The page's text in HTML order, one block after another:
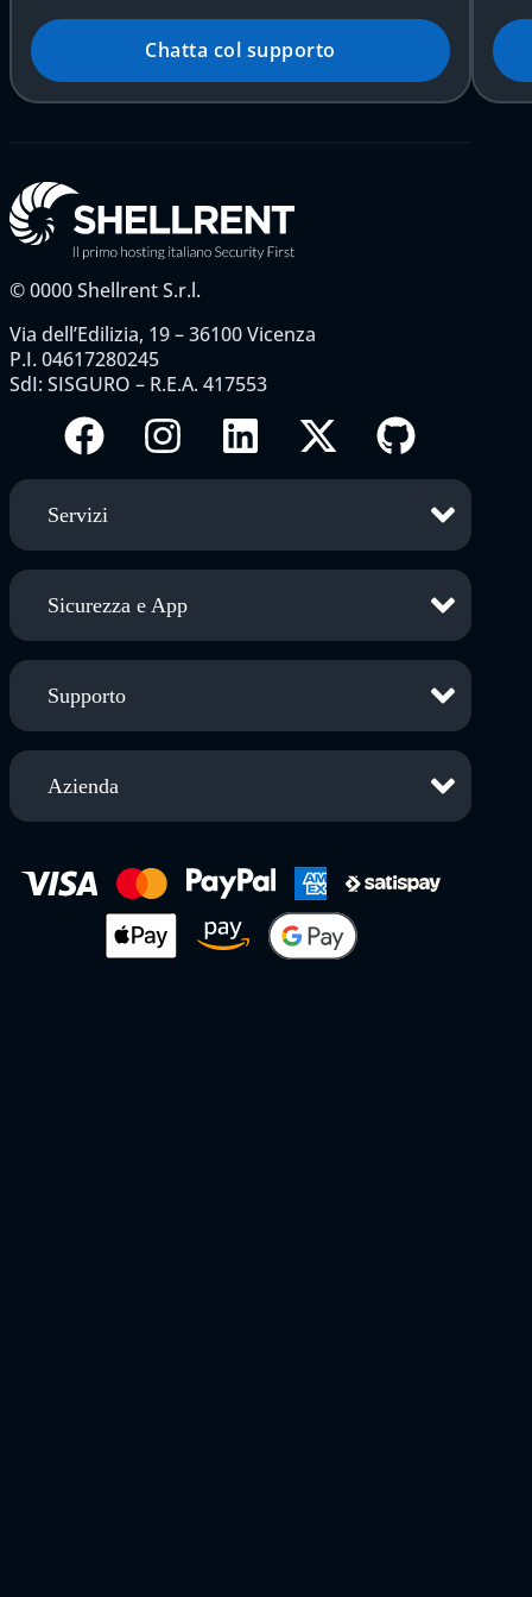
Chatta col supporto
©0000Shellrent S.r.l.
Via dell’Edilizia, 19 – 36100 Vicenza
P.I. 04617280245
SdI: SISGURO – R.E.A. 417553
Servizi
Sicurezza e App
Supporto
Azienda